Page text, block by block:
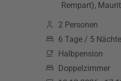
Rempart),
2 Personen
6 Tage / 5 Nächte
Halbpension
Doppelzimmer